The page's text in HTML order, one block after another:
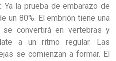
Ya la prueba de embarazo de
un 80%. El embrión tiene una
convertirá en vertebras y
a un ritmo regular. Las
se comienzan a formar. El